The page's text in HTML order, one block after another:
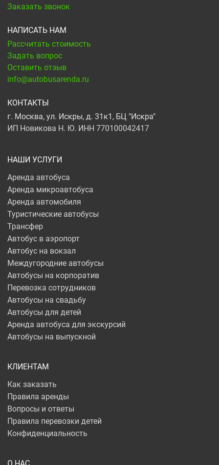
Заказать звонок
НАПИСАТЬ НАМ
Рассчитать стоимость
Задать вопрос
Оставить отзыв
info@autobusarenda.ru
КОНТАКТЫ
г. Москва, ул. Искры, д. 31к1, БЦ "Искра"
ИП Новикова Н. Ю. ИНН 770100042417
НАШИ УСЛУГИ
Аренда автобуса
Аренда микроавтобуса
Аренда автомобиля
Туристические автобусы
Трансфер
Автобус в аэропорт
Автобус на вокзал
Междугородние автобусы
Автобусы на корпоратив
Перевозка сотрудников
Автобусы на свадьбу
Автобусы для детей
Аренда автобуса для экскурсий
Автобусы на выпускной
КЛИЕНТАМ
Как заказать
Правила аренды
Вопросы и ответы
Правила перевозки детей
Конфиденциальность